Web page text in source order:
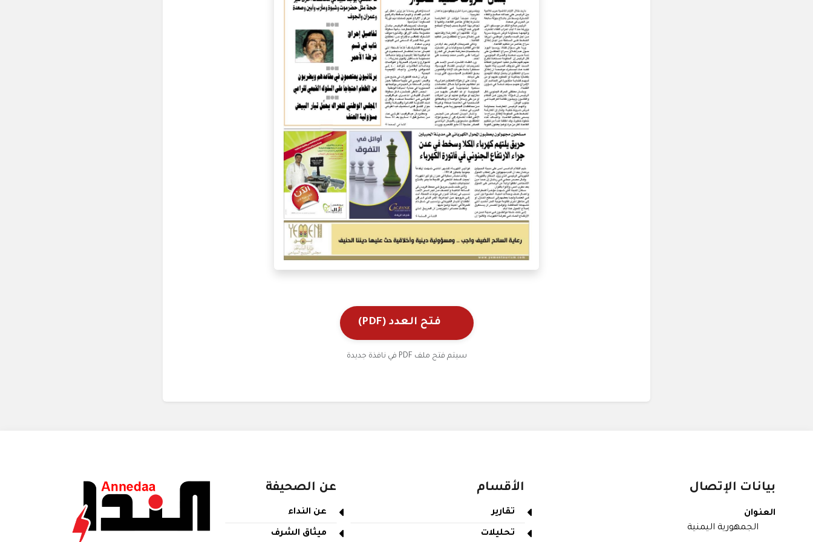
فتح العدد (PDF)
سيتم فتح ملف PDF في نافذة جديدة
بيانات الإتصال
العنوان
الجمهورية اليمنية
الأقسام
تقارير
تحليلات
عن الصحيفة
عن النداء
ميثاق الشرف